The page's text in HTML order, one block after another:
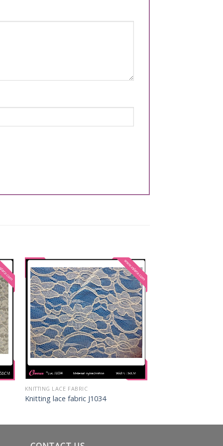
KNITTING LACE FABRIC
Knitting lace fabric J1034